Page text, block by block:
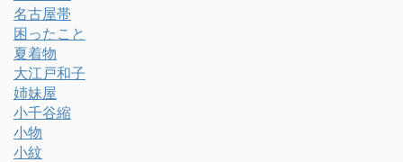
名古屋帯
困ったこと
夏着物
大江戸和子
姉妹屋
小千谷縮
小物
小紋